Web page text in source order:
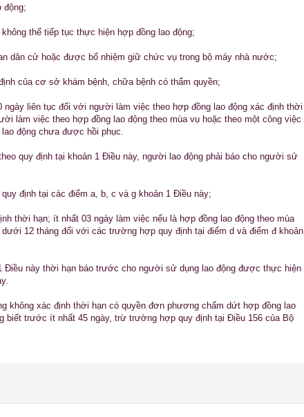
động;
thể tiếp tục thực hiện hợp đồng lao động;
dân cử hoặc được bổ nhiệm giữ chức vụ trong bộ máy nhà nước;
của cơ sở khám bệnh, chữa bệnh có thẩm quyền;
ngày liên tục đối với người làm việc theo hợp đồng lao động xác định thời
làm việc theo hợp đồng lao động theo mùa vụ hoặc theo một công việc
động chưa được hồi phục.
quy định tại khoản 1 Điều này, người lao động phải báo cho người sử
định tại các điểm a, b, c và g khoản 1 Điều này;
thời hạn; ít nhất 03 ngày làm việc nếu là hợp đồng lao động theo mùa
12 tháng đối với các trường hợp quy định tại điểm d và điểm đ khoản
này thời hạn báo trước cho người sử dụng lao động được thực hiện
không xác định thời hạn có quyền đơn phương chấm dứt hợp đồng lao
biết trước ít nhất 45 ngày, trừ trường hợp quy định tại Điều 156 của Bộ